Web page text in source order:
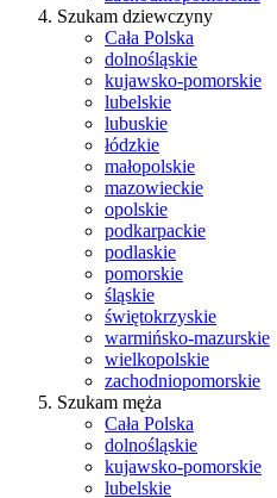
Szukam dziewczyny
Cała Polska
dolnośląskie
kujawsko-pomorskie
lubelskie
lubuskie
łódzkie
małopolskie
mazowieckie
opolskie
podkarpackie
podlaskie
pomorskie
śląskie
świętokrzyskie
warmińsko-mazurskie
wielkopolskie
zachodniopomorskie
Szukam męża
Cała Polska
dolnośląskie
kujawsko-pomorskie
lubelskie